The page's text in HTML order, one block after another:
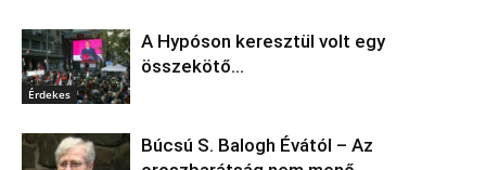
Érdekes
A Hypóson keresztül volt egy
összekötő…
Búcsú S. Balogh Évától – Az